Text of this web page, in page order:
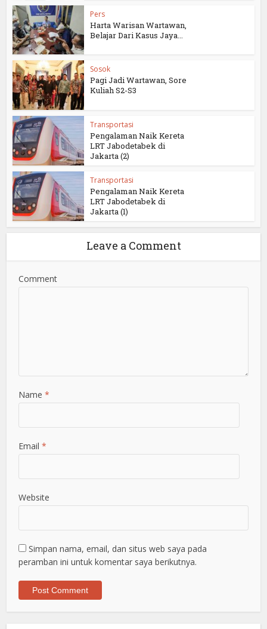
Pers
Harta Warisan Wartawan,
Belajar Dari Kasus Jaya...
Sosok
Pagi Jadi Wartawan, Sore
Kuliah S2-S3
Transportasi
Pengalaman Naik Kereta
LRT Jabodetabek di
Jakarta (2)
Transportasi
Pengalaman Naik Kereta
LRT Jabodetabek di
Jakarta (1)
Leave a Comment
Comment
Name *
Email *
Website
Simpan nama, email, dan situs web saya pada
peramban ini untuk komentar saya berikutnya.